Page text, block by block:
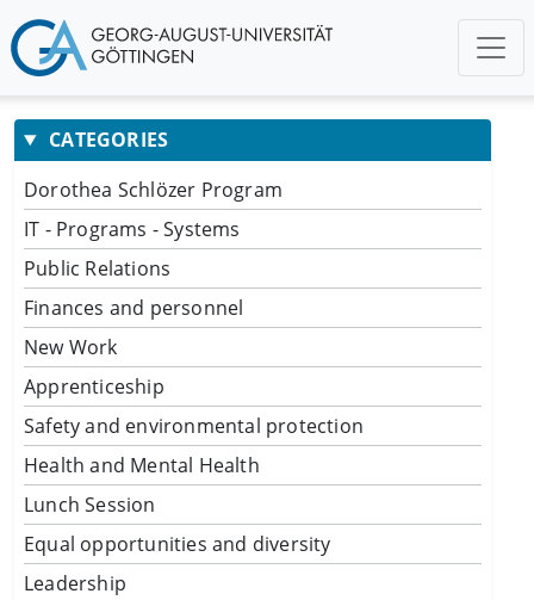
CATEGORIES
Dorothea Schlözer Program
IT - Programs - Systems
Public Relations
Finances and personnel
New Work
Apprenticeship
Safety and environmental protection
Health and Mental Health
Lunch Session
Equal opportunities and diversity
Leadership